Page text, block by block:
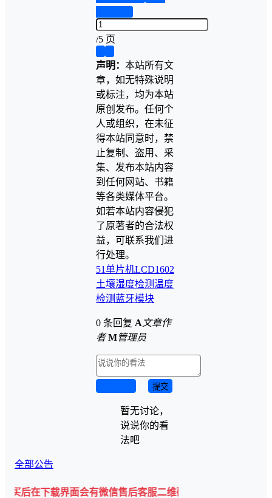
/5 页
声明： 本站所有文
章，如无特殊说明
或标注，均为本站
原创发布。任何个
人或组织，在未征
得本站同意时，禁
止复制、盗用、采
集、发布本站内容
到任何网站、书籍
等各类媒体平台。
如若本站内容侵犯
了原著者的合法权
益，可联系我们进
行处理。
51单片机LCD1602
土壤湿度检测温度
检测 蓝牙模块
0 条回复 A 文章作
者 M管理员
提交
暂无讨论，
说说你的看
法吧
全部公告
载界面会有微信售后客服二维码💡